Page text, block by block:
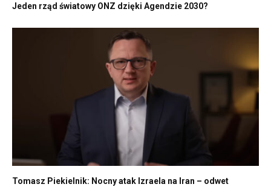
Jeden rząd światowy ONZ dzięki Agendzie 2030?
Tomasz Piekielnik: Nocny atak Izraela na Iran – odwet